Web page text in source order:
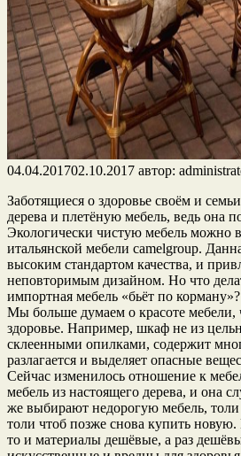
04.04.201702.10.2017 автор:
Заботящиеся о здоровье своём и
дерева и плетёную мебель, ведь она
Экологически чистую мебель можно
итальянской мебели camelgroup.
высоким стандартом качества, и
неповторимым дизайном. Но что
импортная мебель «бьёт по корману»?
Мы больше думаем о красоте мебели,
здоровье. Например, шкаф не из
склеенными опилками, содержит
разлагается и выделяет опасные
Сейчас изменилось отношение к
мебель из настоящего дерева, и она
же выбирают недорогую мебель, толи
толи чтоб позже снова купить новую.
то и материалы дешёвые, а раз